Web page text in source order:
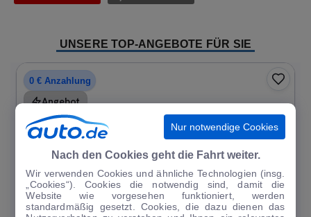
UNSERE TOP-ANGEBOTE FÜR SIE
0 € Anzahlung
Angebot
Nur notwendige Cookies
Nach den Cookies geht die Fahrt weiter.
Wir verwenden Cookies und ähnliche Technologien (insg.
„Cookies“). Cookies die notwendig sind, damit die
Website wie vorgesehen funktioniert, werden
standardmäßig gesetzt. Cookies, die dazu dienen das